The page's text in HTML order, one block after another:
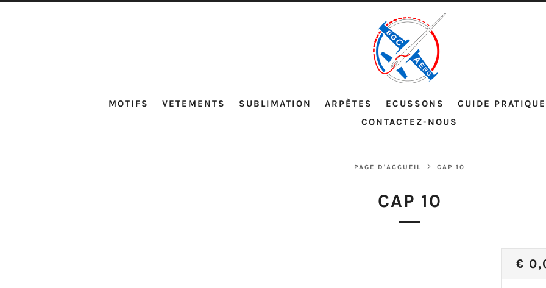
MOTIFS VETEMENTS SUBLIMATION ARPÈTES ECUSSONS GUIDE PRATIQUE
CONTACTEZ-NOUS
PAGE D'ACCUEIL CAP 10
CAP 10
€